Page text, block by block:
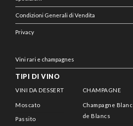
Condizioni Generali di Vendita
Privacy
Vini rari e champagnes
TIPI DI VINO
VINI DA DESSERT
Moscato
Passito
CHAMPAGNE
Champagne Blanc
de Blancs